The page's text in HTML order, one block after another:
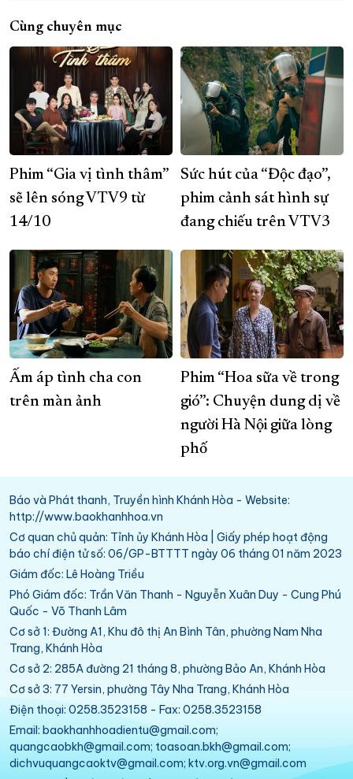
Cùng chuyên mục
Phim “Gia vị tình thâm”
sẽ lên sóng VTV9 từ
14/10
Sức hút của “Độc đạo”,
phim cảnh sát hình sự
đang chiếu trên VTV3
Ấm áp tình cha con
trên màn ảnh
Phim “Hoa sữa về trong
gió”: Chuyện dung dị về
người Hà Nội giữa lòng
phố
Báo và Phát thanh, Truyền hình Khánh Hòa - Website:
http://www.baokhanhhoa.vn
Cơ quan chủ quản: Tỉnh ủy Khánh Hòa | Giấy phép hoạt động
báo chí điện tử số: 06/GP-BTTTT ngày 06 tháng 01 năm 2023
Giám đốc: Lê Hoàng Triều
Phó Giám đốc: Trần Văn Thanh - Nguyễn Xuân Duy - Cung Phú
Quốc - Võ Thanh Lâm
Cơ sở 1: Đường A1, Khu đô thị An Bình Tân, phường Nam Nha
Trang, Khánh Hòa
Cơ sở 2: 285A đường 21 tháng 8, phường Bảo An, Khánh Hòa
Cơ sở 3: 77 Yersin, phường Tây Nha Trang, Khánh Hòa
Điện thoại: 0258.3523158 - Fax: 0258.3523158
Email: baokhanhhoadientu@gmail.com;
quangcaobkh@gmail.com; toasoan.bkh@gmail.com;
dichvuquangcaoktv@gmail.com; ktv.org.vn@gmail.com